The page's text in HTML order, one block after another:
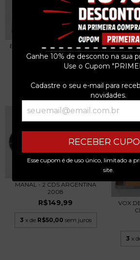
Ganhe 10% de desconto na sua
Use o Cupom
Cadastre o seu e-mail para
novidades.
RECEBER
Esse cupom é de uso único, limitado a
site.
BOB DYLAN - MODERN TIMES -
CD 2006
R$39,99
x de R$13,33
ROGER
3 x
MANAL - 2 CDS ARGENTINA
2008
R$149,99
3 x de R$50,00 sem juros
VOX
3 x